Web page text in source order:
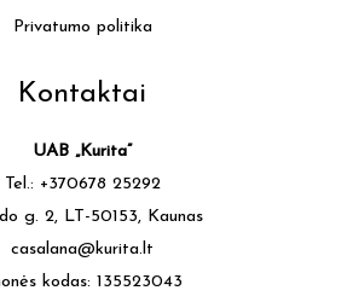
Privatumo politika
Kontaktai
UAB „Kurita”
Tel.: +370678 25292
g. 2, LT-50153, Kaunas
casalana@kurita.lt
kodas: 135523043